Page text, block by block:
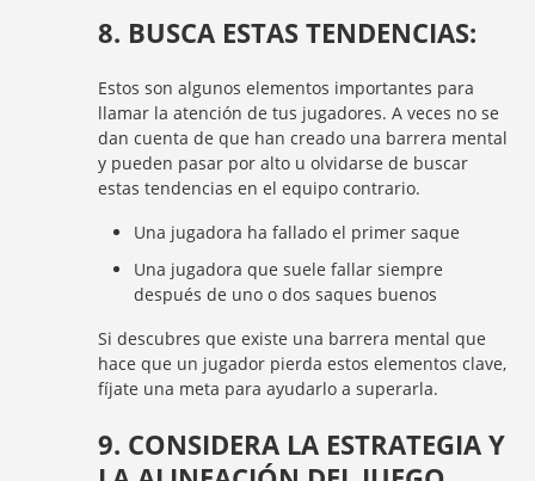
8. BUSCA ESTAS TENDENCIAS:
Estos son algunos elementos importantes para
llamar la atención de tus jugadores. A veces no se
dan cuenta de que han creado una barrera mental
y pueden pasar por alto u olvidarse de buscar
estas tendencias en el equipo contrario.
Una jugadora ha fallado el primer saque
Una jugadora que suele fallar siempre
después de uno o dos saques buenos
Si descubres que existe una barrera mental que
hace que un jugador pierda estos elementos clave,
fíjate una meta para ayudarlo a superarla.
9. CONSIDERA LA ESTRATEGIA Y